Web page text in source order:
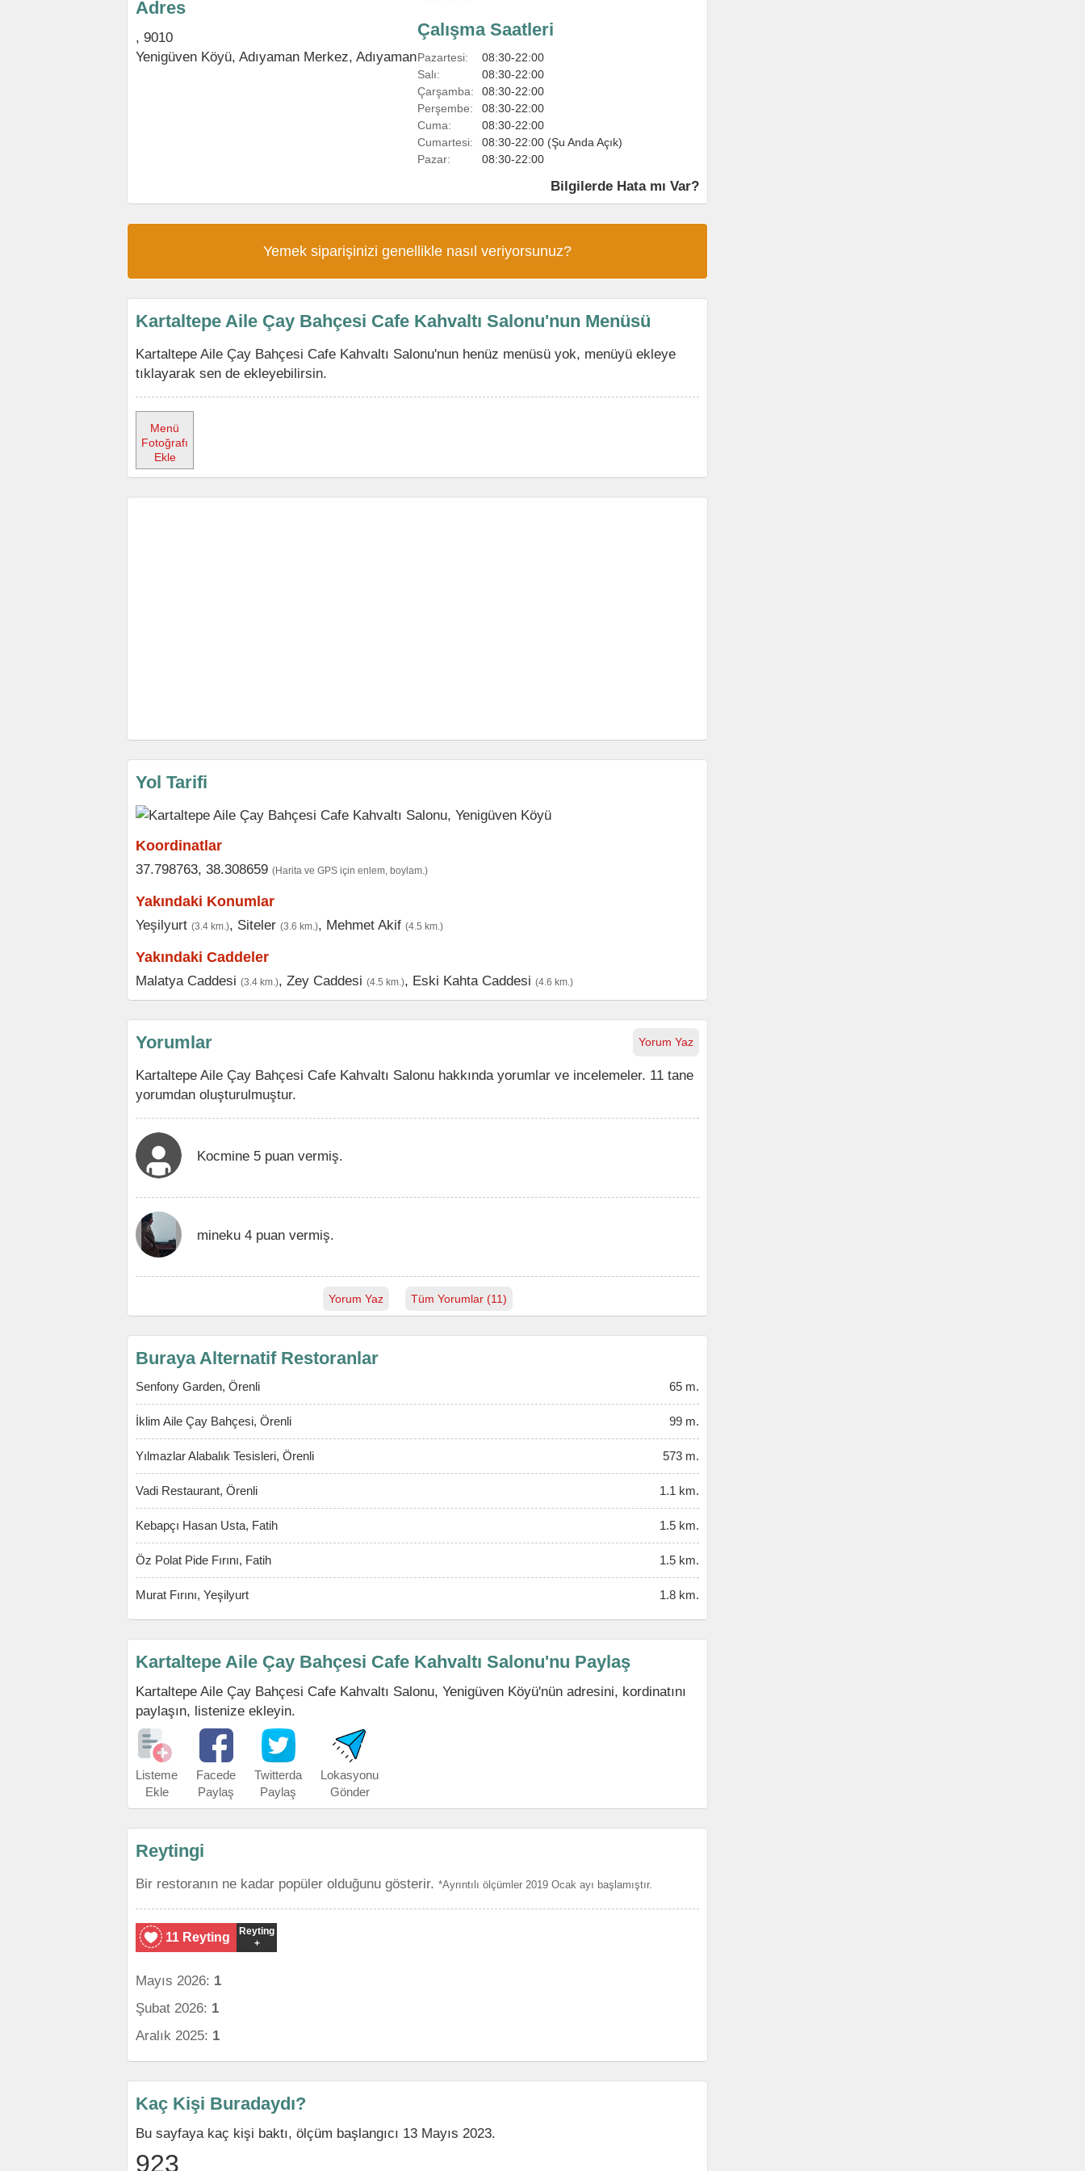
Adres
, 9010
Yenigüven Köyü, Adıyaman Merkez, Adıyaman
Çalışma Saatleri
Pazartesi:
08:30-22:00
Salı:
08:30-22:00
Çarşamba:
08:30-22:00
Perşembe:
08:30-22:00
Cuma:
08:30-22:00
Cumartesi:
08:30-22:00 (Şu Anda Açık)
Pazar:
08:30-22:00
Bilgilerde Hata mı Var?
Yemek siparişinizi genellikle nasıl veriyorsunuz?
Kartaltepe Aile Çay Bahçesi Cafe Kahvaltı Salonu'nun Menüsü
Kartaltepe Aile Çay Bahçesi Cafe Kahvaltı Salonu'nun henüz menüsü yok, menüyü ekleye
tıklayarak sen de ekleyebilirsin.
Menü
Fotoğrafı
Ekle
Yol Tarifi
Koordinatlar
37.798763, 38.308659 (Harita ve GPS için enlem, boylam.)
Yakındaki Konumlar
Yeşilyurt (3.4 km.), Siteler (3.6 km.), Mehmet Akif (4.5 km.)
Yakındaki Caddeler
Malatya Caddesi (3.4 km.), Zey Caddesi (4.5 km.), Eski Kahta Caddesi (4.6 km.)
Yorum Yaz
Yorumlar
Kartaltepe Aile Çay Bahçesi Cafe Kahvaltı Salonu hakkında yorumlar ve incelemeler. 11 tane
yorumdan oluşturulmuştur.
Kocmine 5 puan vermiş.
mineku 4 puan vermiş.
Yorum Yaz Tüm Yorumlar (11)
Buraya Alternatif Restoranlar
Senfony Garden, Örenli 65 m.
İklim Aile Çay Bahçesi, Örenli 99 m.
Yılmazlar Alabalık Tesisleri, Örenli 573 m.
Vadi Restaurant, Örenli 1.1 km.
Kebapçı Hasan Usta, Fatih 1.5 km.
Öz Polat Pide Fırını, Fatih 1.5 km.
Murat Fırını, Yeşilyurt 1.8 km.
Kartaltepe Aile Çay Bahçesi Cafe Kahvaltı Salonu'nu Paylaş
Kartaltepe Aile Çay Bahçesi Cafe Kahvaltı Salonu, Yenigüven Köyü'nün adresini, kordinatını
paylaşın, listenize ekleyin.
Listeme
Ekle
Facede
Paylaş
Twitterda
Paylaş
Lokasyonu
Gönder
Reytingi
Bir restoranın ne kadar popüler olduğunu gösterir. *Ayrıntılı ölçümler 2019 Ocak ayı başlamıştır.
11 Reyting
Reyting
+
Mayıs 2026: 1
Şubat 2026: 1
Aralık 2025: 1
Kaç Kişi Buradaydı?
Bu sayfaya kaç kişi baktı, ölçüm başlangıcı 13 Mayıs 2023.
923